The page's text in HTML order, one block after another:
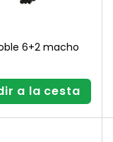
6+2 macho
a la cesta